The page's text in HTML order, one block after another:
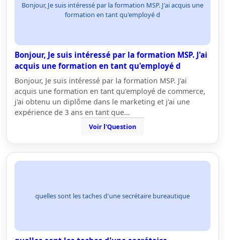
Bonjour, Je suis intéressé par la formation MSP. J'ai acquis une
formation en tant qu'employé d
Bonjour, Je suis intéressé par la formation MSP. J'ai
acquis une formation en tant qu'employé d
Bonjour, Je suis intéressé par la formation MSP. J'ai
acquis une formation en tant qu'employé de commerce,
j'ai obtenu un diplôme dans le marketing et j'ai une
expérience de 3 ans en tant que…
Voir l'Question
quelles sont les taches d'une secrétaire bureautique